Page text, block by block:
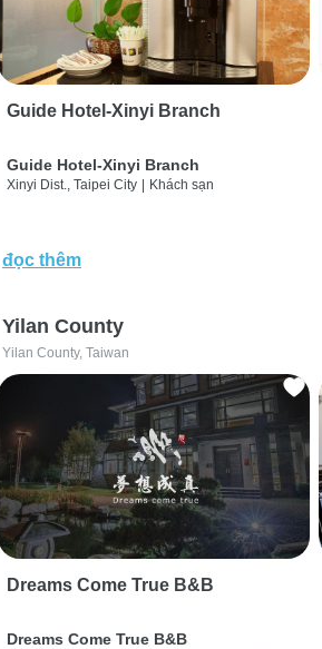
Guide Hotel-Xinyi Branch
Guide Hotel-Xinyi Branch
Xinyi Dist., Taipei City | Khách sạn
đọc thêm
Yilan County
Yilan County, Taiwan
Dreams Come True B&B
Dreams Come True B&B